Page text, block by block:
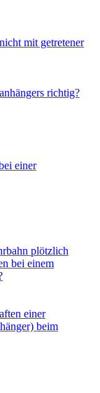
mit getretener
richtig?
einer
plötzlich
bei einem
einer
beim